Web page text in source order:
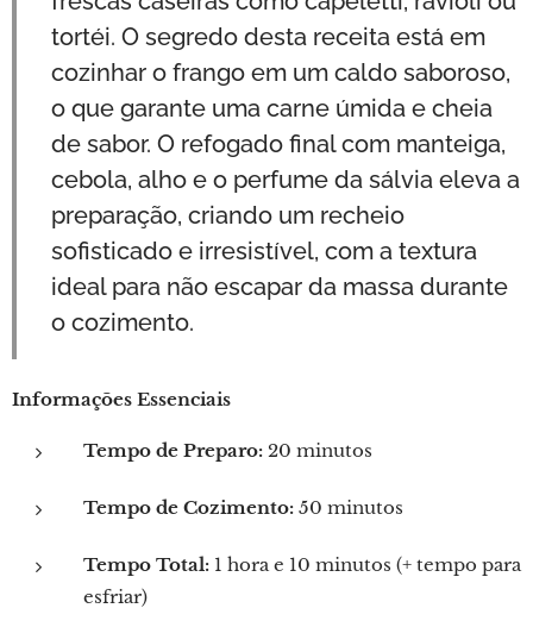
tortéi. O segredo desta receita está em
cozinhar o frango em um caldo saboroso,
o que garante uma carne úmida e cheia
de sabor. O refogado final com manteiga,
cebola, alho e o perfume da sálvia eleva a
preparação, criando um recheio
sofisticado e irresistível, com a textura
ideal para não escapar da massa durante
o cozimento.
Informações Essenciais
Tempo de Preparo: 20 minutos
Tempo de Cozimento: 50 minutos
Tempo Total: 1 hora e 10 minutos (+ tempo para
esfriar)